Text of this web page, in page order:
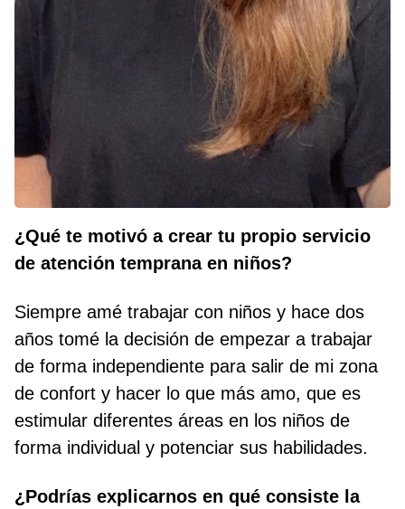
¿Qué te motivó a crear tu propio servicio
de atención temprana en niños?
Siempre amé trabajar con niños y hace dos
años tomé la decisión de empezar a trabajar
de forma independiente para salir de mi zona
de confort y hacer lo que más amo, que es
estimular diferentes áreas en los niños de
forma individual y potenciar sus habilidades.
¿Podrías explicarnos en qué consiste la